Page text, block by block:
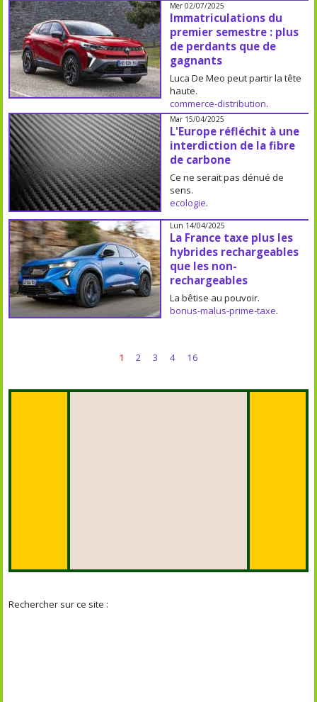
Mer 02/07/2025
Immatriculations du
premier semestre : plus
de perdants que de
gagnants
Luca De Meo peut partir la tête
haute.
commerce-distribution.
Mar 15/04/2025
L'Europe réfléchit à une
interdiction de la fibre
de carbone
Ce ne serait pas dénué de
sens.
ecologie.
Lun 14/04/2025
La France taxe plus les
hybrides rechargeables
que les non-
rechargeables
La bêtise au pouvoir.
bonus-malus-prime-taxe.
1 2 3 4 16
Rechercher sur ce site :